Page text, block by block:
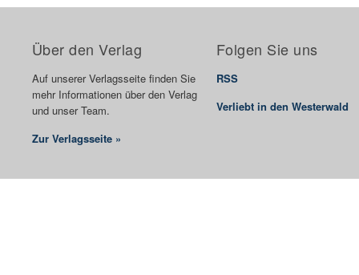
Über den Verlag
Auf unserer Verlagsseite finden Sie
mehr Informationen über den Verlag
und unser Team.
Zur Verlagsseite »
Folgen Sie uns
RSS
Verliebt in den Westerwald